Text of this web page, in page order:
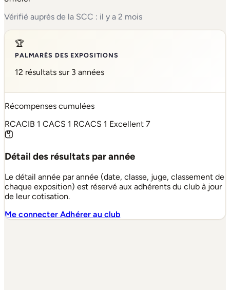
Vérifié auprès de la SCC : il y a 2 mois
🏆
PALMARÈS DES EXPOSITIONS
12 résultats sur 3 années
Récompenses cumulées
RCACIB 1 CACS 1 RCACS 1 Excellent 7
Détail des résultats par année
Le détail année par année (date, classe, juge, classement de
chaque exposition) est réservé aux adhérents du club à jour
de leur cotisation.
Me connecterAdhérer au club